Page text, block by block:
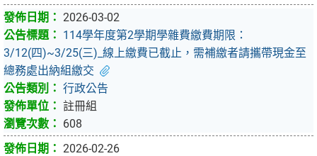
2026-03-02
114學年度第2學期學雜費繳費期限：
3/12(四)~3/25(三)_線上繳費已截止，需補繳者請攜帶現金至
總務處出納組繳交
行政公告
註冊組
608
2026-02-26